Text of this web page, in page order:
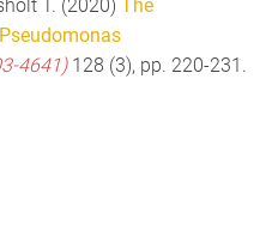
T. (2020)
The
4641)128 (3), pp. 220-231.